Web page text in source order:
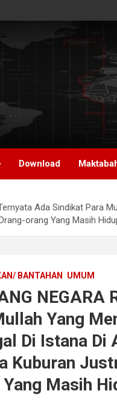
Download
Ada Sindikat
orang Yang Masih
BANTAHAN UMUM
NEGARA
Yang
Di Istana Di
Kuburan
Masih